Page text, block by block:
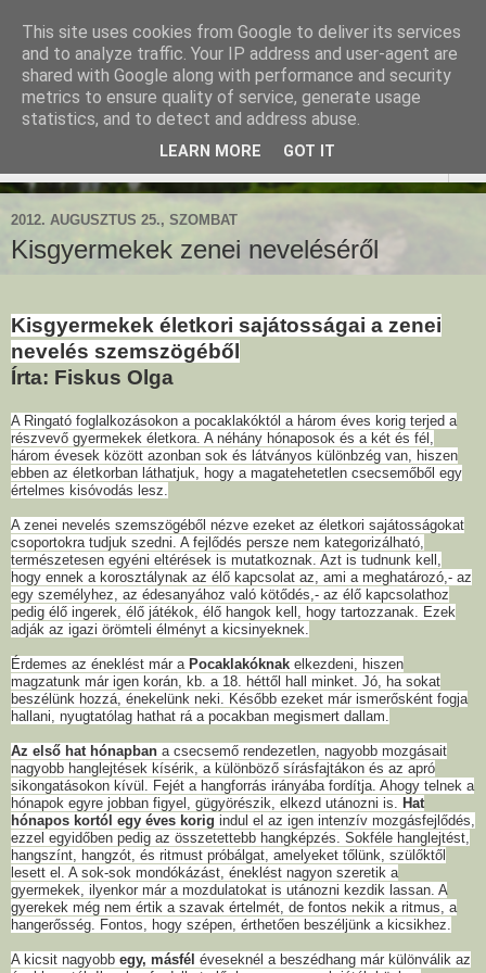
Ringató - Fiskus Olga
foglalkozásai
2012. AUGUSZTUS 25., SZOMBAT
Kisgyermekek zenei neveléséről
Kisgyermekek életkori sajátosságai a zenei
nevelés szemszögéből
Írta: Fiskus Olga
A Ringató foglalkozásokon a pocaklakóktól a három éves korig terjed a
részvevő gyermekek életkora. A néhány hónaposok és a két és fél,
három évesek között azonban sok és látványos különbzég van, hiszen
ebben az életkorban láthatjuk, hogy a magatehetetlen csecsemőből egy
értelmes kisóvodás lesz.
A zenei nevelés szemszögéből nézve ezeket az életkori sajátosságokat
csoportokra tudjuk szedni. A fejlődés persze nem kategorizálható,
természetesen egyéni eltérések is mutatkoznak. Azt is tudnunk kell,
hogy ennek a korosztálynak az élő kapcsolat az, ami a meghatározó,- az
egy személyhez, az édesanyához való kötődés,- az élő kapcsolathoz
pedig élő ingerek, élő játékok, élő hangok kell, hogy tartozzanak. Ezek
adják az igazi örömteli élményt a kicsinyeknek.
Érdemes az éneklést már a Pocaklakóknak elkezdeni, hiszen
magzatunk már igen korán, kb. a 18. héttől hall minket. Jó, ha sokat
beszélünk hozzá, énekelünk neki. Később ezeket már ismerősként fogja
hallani, nyugtatólag hathat rá a pocakban megismert dallam.
Az első hat hónapban a csecsemő rendezetlen, nagyobb mozgásait
nagyobb hanglejtések kísérik, a különböző sírásfajtákon és az apró
sikongatásokon kívül. Fejét a hangforrás irányába fordítja. Ahogy telnek a
hónapok egyre jobban figyel, gügyörészik, elkezd utánozni is.
Hat
hónapos kortól egy éves korig indul el az igen intenzív mozgásfejlődés,
ezzel egyidőben pedig az összetettebb hangképzés. Sokféle hanglejtést,
hangszínt, hangzót, és ritmust próbálgat, amelyeket tőlünk, szülőktől
lesett el. A sok-sok mondókázást, éneklést nagyon szeretik a
gyermekek, ilyenkor már a mozdulatokat is utánozni kezdik lassan. A
gyerekek még nem értik a szavak értelmét, de fontos nekik a ritmus, a
hangerősség. Fontos, hogy szépen, érthetően beszéljünk a kicsikhez.
A kicsit nagyobb egy, másfél éveseknél a beszédhang már különválik az
This site uses cookies from Google to deliver its services
and to analyze traffic. Your IP address and user-agent are
shared with Google along with performance and security
metrics to ensure quality of service, generate usage
statistics, and to detect and address abuse.
LEARN MORE GOT IT